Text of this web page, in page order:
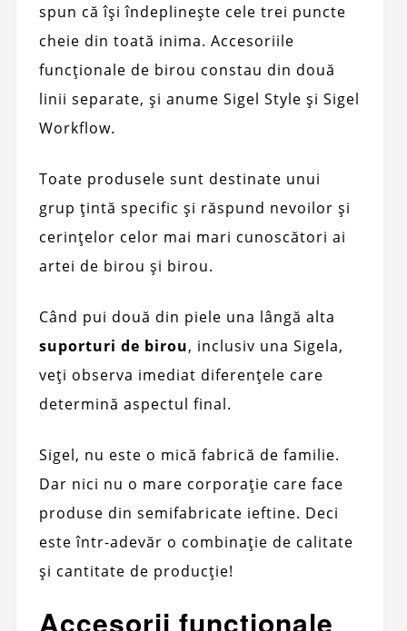
spun că își îndeplinește cele trei puncte
cheie din toată inima. Accesoriile
funcționale de birou constau din două
linii separate, și anume Sigel Style și Sigel
Workflow.
Toate produsele sunt destinate unui
grup țintă specific și răspund nevoilor și
cerințelor celor mai mari cunoscători ai
artei de birou și birou.
Când pui două din piele una lângă alta
suporturi de birou, inclusiv una Sigela,
veți observa imediat diferențele care
determină aspectul final.
Sigel, nu este o mică fabrică de familie.
Dar nici nu o mare corporație care face
produse din semifabricate ieftine. Deci
este într-adevăr o combinație de calitate
și cantitate de producție!
Accesorii funcționale